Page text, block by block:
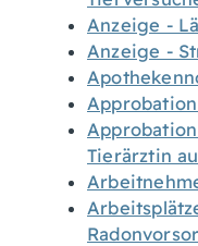
Anzeige -
Anzeige -
Tierärztin